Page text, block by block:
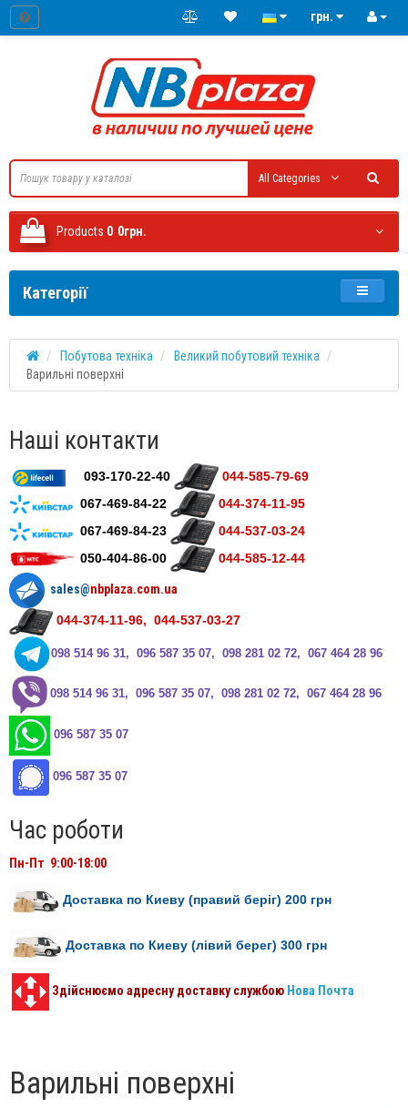
грн.
All Categories
Products 0 0грн.
Категорії
Побутова техніка
Великий побутовий техніка
Варильні поверхні
Наші контакти
093-170-22-40
044-585-79-69
067-469-84-22
044-374-11-95
067-469-84-23
044-537-03-24
050-404-86-00
044-585-12-44
sales@nbplaza.com.ua
044-374-11-96, 044-537-03-27
098 514 96 31, 096 587 35 07, 098 281 02 72, 067 464 28 96
098 514 96 31, 096 587 35 07, 098 281 02 72, 067 464 28 96
096 587 35 07
096 587 35 07
Час роботи
Пн-Пт 9:00-18:00
Доставка по Киеву (правий беріг) 200 грн
Доставка по Киеву (лівий берег) 300 грн
Здійснюємо адресну доставку службою Нова Почта
Варильні поверхні